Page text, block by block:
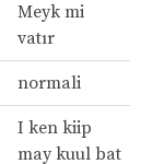
Meyk mi
vatır
normali
I ken kiip
may kuul bat